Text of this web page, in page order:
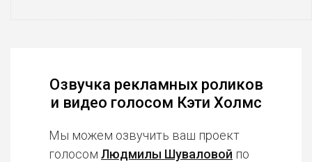
Озвучка рекламных роликов
и видео голосом Кэти Холмс
Мы можем озвучить ваш проект
голосом Людмилы Шуваловой по